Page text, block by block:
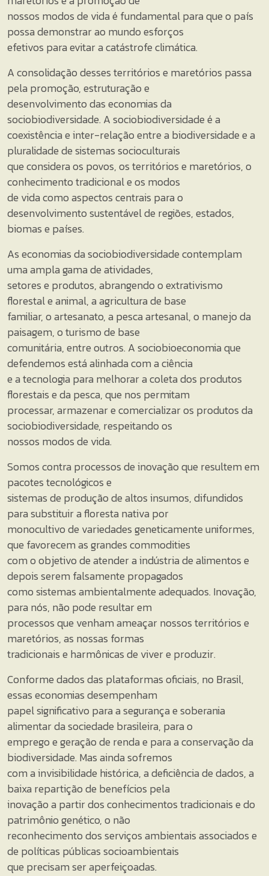
nossos modos de vida é fundamental para que o país
possa demonstrar ao mundo esforços
efetivos para evitar a catástrofe climática.
A consolidação desses territórios e maretórios passa
pela promoção, estruturação e
desenvolvimento das economias da
sociobiodiversidade. A sociobiodiversidade é a
coexistência e inter-relação entre a biodiversidade e a
pluralidade de sistemas socioculturais
que considera os povos, os territórios e maretórios, o
conhecimento tradicional e os modos
de vida como aspectos centrais para o
desenvolvimento sustentável de regiões, estados,
biomas e países.
As economias da sociobiodiversidade contemplam
uma ampla gama de atividades,
setores e produtos, abrangendo o extrativismo
florestal e animal, a agricultura de base
familiar, o artesanato, a pesca artesanal, o manejo da
paisagem, o turismo de base
comunitária, entre outros. A sociobioeconomia que
defendemos está alinhada com a ciência
e a tecnologia para melhorar a coleta dos produtos
florestais e da pesca, que nos permitam
processar, armazenar e comercializar os produtos da
sociobiodiversidade, respeitando os
nossos modos de vida.
Somos contra processos de inovação que resultem em
pacotes tecnológicos e
sistemas de produção de altos insumos, difundidos
para substituir a floresta nativa por
monocultivo de variedades geneticamente uniformes,
que favorecem as grandes commodities
com o objetivo de atender a indústria de alimentos e
depois serem falsamente propagados
como sistemas ambientalmente adequados. Inovação,
para nós, não pode resultar em
processos que venham ameaçar nossos territórios e
maretórios, as nossas formas
tradicionais e harmônicas de viver e produzir.
Conforme dados das plataformas oficiais, no Brasil,
essas economias desempenham
papel significativo para a segurança e soberania
alimentar da sociedade brasileira, para o
emprego e geração de renda e para a conservação da
biodiversidade. Mas ainda sofremos
com a invisibilidade histórica, a deficiência de dados, a
baixa repartição de benefícios pela
inovação a partir dos conhecimentos tradicionais e do
patrimônio genético, o não
reconhecimento dos serviços ambientais associados e
de políticas públicas socioambientais
que precisam ser aperfeiçoadas.